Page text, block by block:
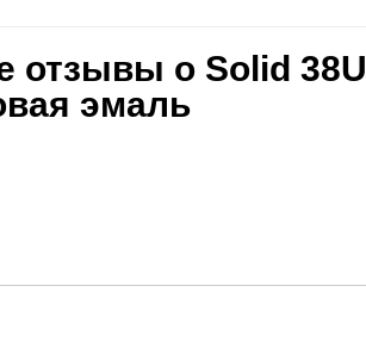
отзывы о Solid
эмаль